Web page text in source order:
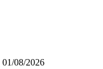
01/08/2026